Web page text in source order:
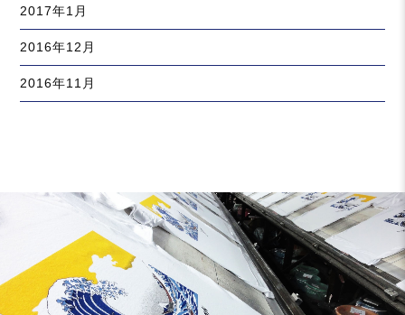
2017年1月
2016年12月
2016年11月